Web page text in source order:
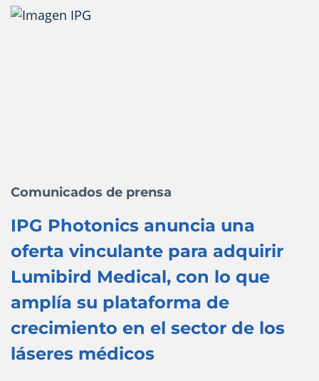
Comunicados de prensa
IPG Photonics anuncia una
oferta vinculante para adquirir
Lumibird Medical, con lo que
amplía su plataforma de
crecimiento en el sector de los
láseres médicos